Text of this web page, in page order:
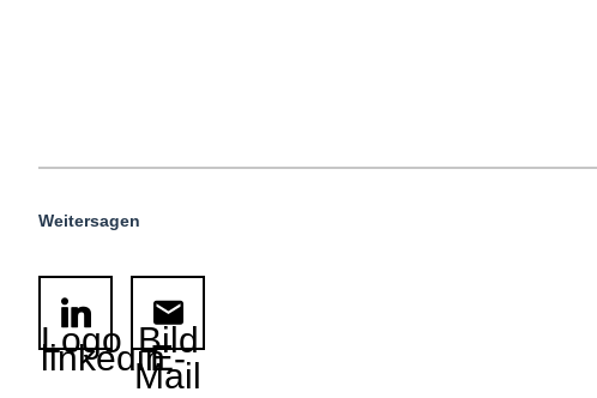
Weitersagen
Logo
linkedinBild
E-
Mail